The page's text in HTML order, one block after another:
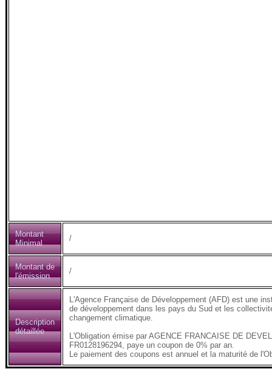
Montant
Minimal
/
Montant de
l'émission
/
Description
détaillée
L'Agence Française de Développement (AFD) est une
de développement dans les pays du Sud et les
changement climatique.
L'Obligation émise par AGENCE FRANCAISE DE
FR0128196294, paye un coupon de 0% par an.
Le paiement des coupons est annuel et la maturité de